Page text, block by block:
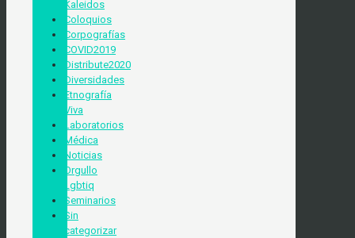
Kaleidos
Coloquios
Corpografías
COVID2019
Distribute2020
Diversidades
Etnografía
Viva
Laboratorios
Médica
Noticias
Orgullo
Lgbtiq
Seminarios
Sin
categorizar